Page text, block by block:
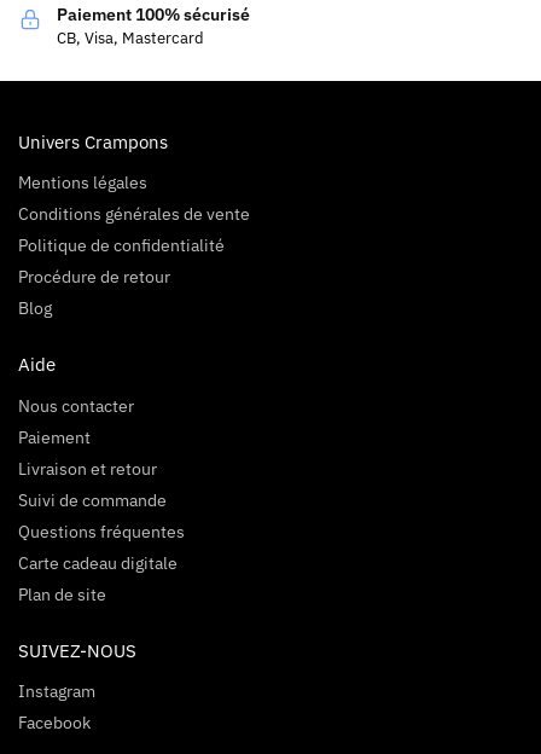
Paiement 100% sécurisé
CB, Visa, Mastercard
Univers Crampons
Mentions légales
Conditions générales de vente
Politique de confidentialité
Procédure de retour
Blog
Aide
Nous contacter
Paiement
Livraison et retour
Suivi de commande
Questions fréquentes
Carte cadeau digitale
Plan de site
SUIVEZ-NOUS
Instagram
Facebook